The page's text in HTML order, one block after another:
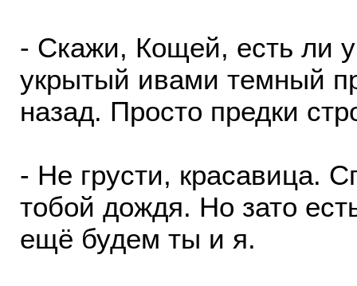
- Скажи, Кощей, есть ли
укрытый ивами темный
назад. Просто предки
- Не грусти, красавица.
тобой дождя. Но зато
ещё будем ты и я.